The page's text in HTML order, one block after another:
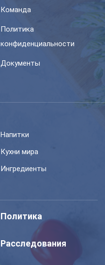
Команда
Политика
конфиденциальности
Документы
Напитки
Кухни мира
Ингредиенты
Политика
Расследования